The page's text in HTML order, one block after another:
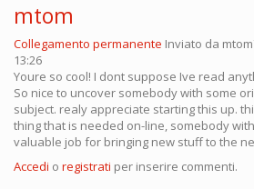
mtom
Collegamento permanente Inviato da
13:26
Youre so cool! I dont suppose Ive read
So nice to uncover somebody with some
subject. realy appreciate starting this up.
thing that is needed on-line, somebody
valuable job for bringing new stuff to the
Accedi o registrati per inserire commenti.